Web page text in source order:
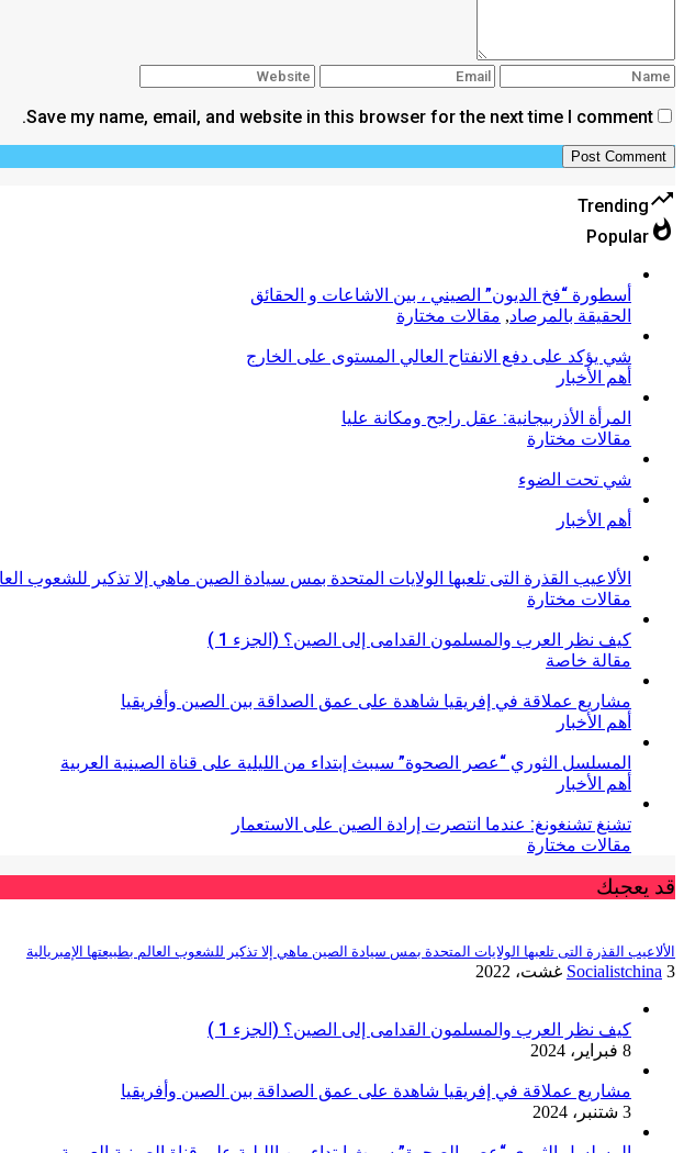
Save my name, email, and website in this browser for the next time I comment.
trending_up
Trending
whatshot
Popular
أسطورة “فخ الديون” الصيني ، بين الاشاعات و الحقائق
الحقيقة بالمرصاد, مقالات مختارة
شي يؤكد على دفع الانفتاح العالي المستوى على الخارج
أهم الأخبار
المرأة الأذربيجانية: عقل راجح ومكانة عليا
مقالات مختارة
شي تحت الضوء
أهم الأخبار
الألاعيب القذرة التى تلعبها الولايات المتحدة بمس سيادة الصين ماهي إلا تذكير للشعوب
مقالات مختارة
كيف نظر العرب والمسلمون القدامى إلى الصين؟ (الجزء 1 )
مقالة خاصة
مشاريع عملاقة في إفريقيا شاهدة على عمق الصداقة بين الصين وأفريقيا
أهم الأخبار
المسلسل الثوري “عصر الصحوة” سيبث إبتداء من الليلية على قناة الصينية العربية
أهم الأخبار
تشنغ تشنغونغ: عندما انتصرت إرادة الصين على الاستعمار
مقالات مختارة
قد يعجبك
الألاعيب القذرة التى تلعبها الولايات المتحدة بمس سيادة الصين ماهي إلا تذكير للشعوب العالم بطبيعتها الإمبريالية
Socialistchina 3 غشت، 2022
كيف نظر العرب والمسلمون القدامى إلى الصين؟ (الجزء 1 )
8 فبراير، 2024
مشاريع عملاقة في إفريقيا شاهدة على عمق الصداقة بين الصين وأفريقيا
3 شتنبر، 2024